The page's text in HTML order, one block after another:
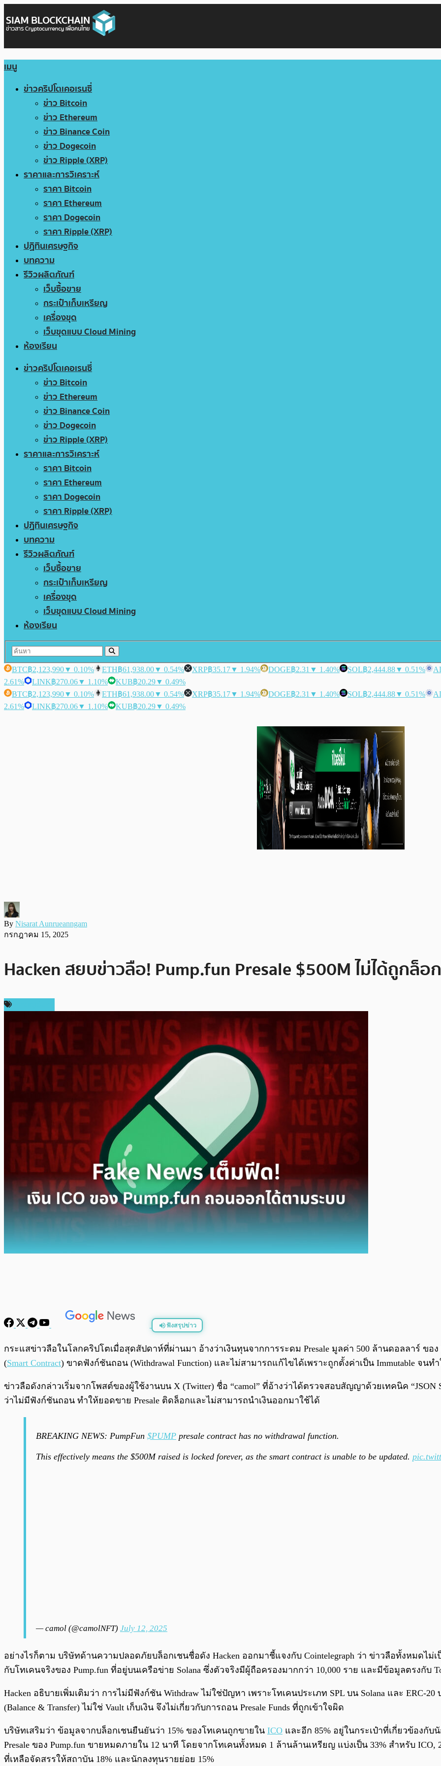
เมนู
ข่าวคริปโตเคอเรนซี่
ข่าว Bitcoin
ข่าว Ethereum
ข่าว Binance Coin
ข่าว Dogecoin
ข่าว Ripple (XRP)
ราคาและการวิเคราะห์
ราคา Bitcoin
ราคา Ethereum
ราคา Dogecoin
ราคา Ripple (XRP)
ปฏิทินเศรษฐกิจ
บทความ
รีวิวผลิตภัณฑ์
เว็บซื้อขาย
กระเป๋าเก็บเหรียญ
เครื่องขุด
เว็บขุดแบบ Cloud Mining
ห้องเรียน
ข่าวคริปโตเคอเรนซี่
ข่าว Bitcoin
ข่าว Ethereum
ข่าว Binance Coin
ข่าว Dogecoin
ข่าว Ripple (XRP)
ราคาและการวิเคราะห์
ราคา Bitcoin
ราคา Ethereum
ราคา Dogecoin
ราคา Ripple (XRP)
ปฏิทินเศรษฐกิจ
บทความ
รีวิวผลิตภัณฑ์
เว็บซื้อขาย
กระเป๋าเก็บเหรียญ
เครื่องขุด
เว็บขุดแบบ Cloud Mining
ห้องเรียน
BTC฿2,123,990▼ 0.10% ETH฿61,938.00▼ 0.54% XRP฿35.17▼ 1.94% DOGE฿2.31 ▼ 1.40% SOL฿2,444.88▼ 0.51%
2.61%
LINK฿270.06▼ 1.10% KUB฿20.29▼ 0.49%
BTC฿2,123,990▼ 0.10% ETH฿61,938.00▼ 0.54% XRP฿35.17▼ 1.94% DOGE฿2.31 ▼ 1.40% SOL฿2,444.88▼ 0.51%
2.61%
LINK฿270.06▼ 1.10% KUB฿20.29▼ 0.49%
By Nisarat Aunrueanngam
กรกฎาคม 15, 2025
Hacken สยบข่าวลือ! Pump.fun Presale $500M ไม่ได้ถูกล็
ฟังสรุปข่าว
พร้อมเล่น
กระแสข่าวลือในโลกคริปโตเมื่อสุดสัปดาห์ที่ผ่านมา อ้างว่าเงินทุนจากการระดม Presale มูลค่า 500 ล้านดอลลาร์ ขอ
(Smart Contract) ขาดฟังก์ชันถอน (Withdrawal Function) และไม่สามารถแก้ไขได้เพราะถูกตั้งค่าเป็น Immutable จ
ข่าวลือดังกล่าวเริ่มจากโพสต์ของผู้ใช้งานบน X (Twitter) ชื่อ “camol” ที่อ้างว่าได้ตรวจสอบสัญญาด้วยเทคนิค “JSON
ว่าไม่มีฟังก์ชันถอน ทำให้ยอดขาย Presale ติดล็อกและไม่สามารถนำเงินออกมาใช้ได้
BREAKING NEWS: PumpFun $PUMP presale contract has no withdrawal function.
This effectively means the $500M raised is locked forever, as the smart contract is unable to be updated.
— camol (@camolNFT) July 12, 2025
อย่างไรก็ตาม บริษัทด้านความปลอดภัยบล็อกเชนชื่อดัง Hacken ออกมาชี้แจงกับ Cointelegraph ว่า ข่าวลือทั้งหมดไ
กับโทเคนจริงของ Pump.fun ที่อยู่บนเครือข่าย Solana ซึ่งตัวจริงมีผู้ถือครองมากกว่า 10,000 ราย และมีข้อมูลตรงกับ
Hacken อธิบายเพิ่มเติมว่า การไม่มีฟังก์ชัน Withdraw ไม่ใช่ปัญหา เพราะโทเคนประเภท SPL บน Solana และ ERC-
(Balance & Transfer) ไม่ใช่ Vault เก็บเงิน จึงไม่เกี่ยวกับการถอน Presale Funds ที่ถูกเข้าใจผิด
บริษัทเสริมว่า ข้อมูลจากบล็อกเชนยืนยันว่า 15% ของโทเคนถูกขายใน ICO และอีก 85% อยู่ในกระเป๋าที่เกี่ยวข้องกั
Presale ของ Pump.fun ขายหมดภายใน 12 นาที โดยจากโทเคนทั้งหมด 1 ล้านล้านเหรียญ แบ่งเป็น 33% สำหรับ ICO,
ที่เหลือจัดสรรให้สถาบัน 18% และนักลงทุนรายย่อย 15%